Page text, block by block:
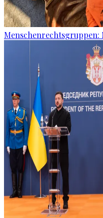
Menschenrechtsgruppen: